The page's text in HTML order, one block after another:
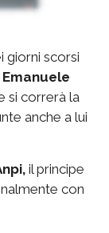
giorni scorsi
si correrà la
anche a lui
il principe
con